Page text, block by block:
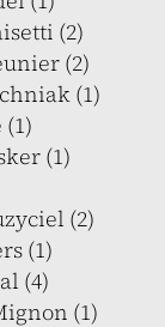
(2)
(2)
(1)
(1)
(2)
(1)
(4)
(1)